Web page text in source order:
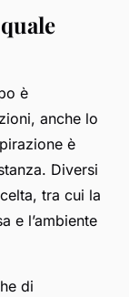
è
anche lo
è
Diversi
tra cui la
e l’ambiente
di